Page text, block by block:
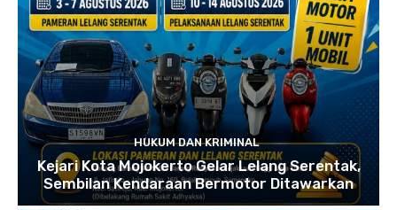
HUKUM DAN KRIMINAL
Kejari Kota Mojokerto Gelar Lelang Serentak,
Sembilan Kendaraan Bermotor Ditawarkan